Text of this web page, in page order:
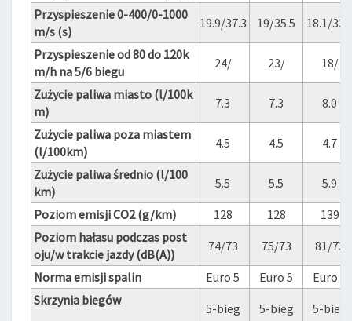
Przyspieszenie 0-400/0-1000
m/s (s)
19.9/37.3 19/35.5
18.1/
Przyspieszenie od 80 do 120k
m/h na 5/6 biegu
24/ 23/
18/
Zużycie paliwa miasto (l/100k
m)
7.3 7.3
8.0
Zużycie paliwa poza miastem
(l/100km)
4.5 4.5
4.7
Zużycie paliwa średnio (l/100
km)
5.5 5.5
5.9
Poziom emisji CO2 (g/km)
128 128
139
Poziom hałasu podczas post
oju/w trakcie jazdy (dB(A))
74/73 75/73
81/73
Norma emisji spalin
Euro 5 Euro 5
Euro 5
Skrzynia biegów
5-bieg 5-bieg
5-bieg